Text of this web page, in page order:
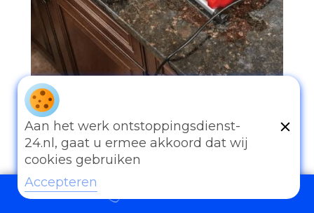
097006521500
Andere diensten
Aan het werk ontstoppingsdienst-
24.nl, gaat u ermee akkoord dat wij
cookies gebruiken
Accepteren